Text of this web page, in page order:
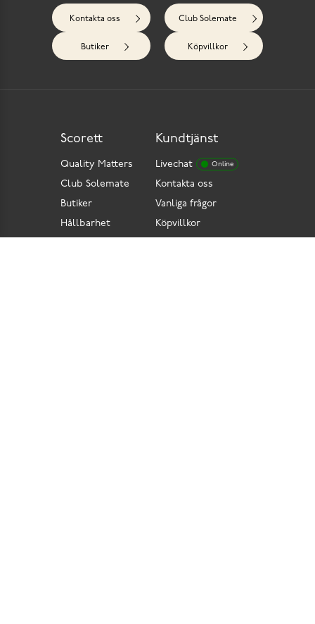
Kontakta oss Club Solemate
Butiker Köpvillkor
Kundtjänst
Livechat Online
Kontakta oss
Vanliga frågor
Köpvillkor
Scorett
Quality Matters
Club Solemate
Butiker
Hållbarhet